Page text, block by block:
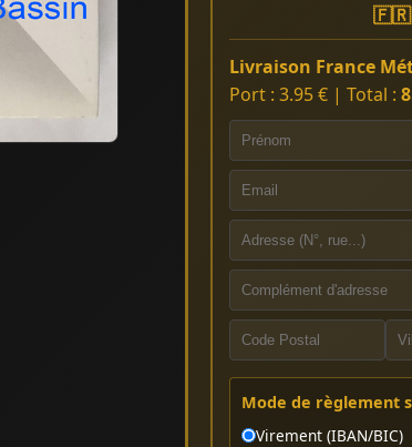
🇫🇷
Livraison France
Port : 3.95 € | Total :
Mode de règlement
Virement (IBAN/BIC)